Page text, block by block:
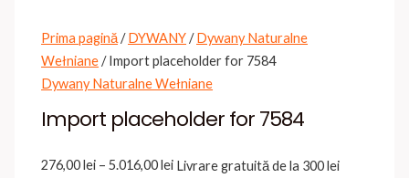
Prima pagină/DYWANY/Dywany Naturalne
Wełniane/ Import placeholder for 7584
Dywany Naturalne Wełniane
Import placeholder for 7584
276,00 lei – 5.016,00 leiInterval
Livrare gratuită de la 300 lei